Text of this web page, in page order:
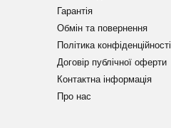
Гарантія
Обмін та повернення
Політика конфіденційності
Договір публічної оферти
Контактна інформація
Про нас